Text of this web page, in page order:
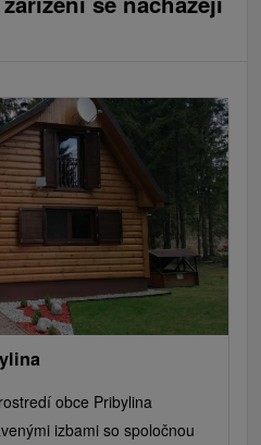
obce Pribylina
izbami so spoločnou